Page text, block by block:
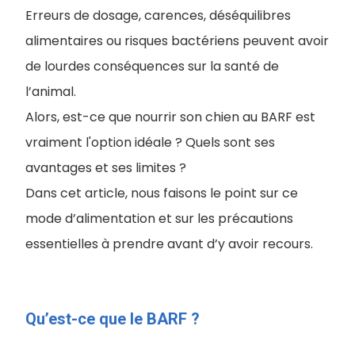
Erreurs de dosage, carences, déséquilibres
alimentaires ou risques bactériens peuvent avoir
de lourdes conséquences sur la santé de
l’animal.
Alors, est-ce que nourrir son chien au BARF est
vraiment l'option idéale ? Quels sont ses
avantages et ses limites ?
Dans cet article, nous faisons le point sur ce
mode d’alimentation et sur les précautions
essentielles à prendre avant d’y avoir recours.
Qu’est-ce que le BARF ?